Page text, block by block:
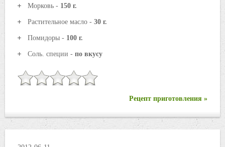
Морковь - 150 г.
Растительное масло - 30 г.
Помидоры - 100 г.
Соль. специи - по вкусу
Рецепт приготовления »